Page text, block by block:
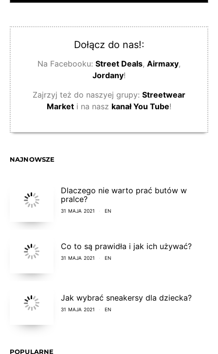
Dołącz do nas!:
Na Facebooku: Street Deals, Airmaxy,
Jordany!
Zajrzyj też do naszyej grupy: Streetwear
Market i na nasz kanał You Tube!
NAJNOWSZE
Dlaczego nie warto prać butów w
pralce?
31 MAJA 2021 EN
Co to są prawidła i jak ich używać?
31 MAJA 2021 EN
Jak wybrać sneakersy dla dziecka?
31 MAJA 2021 EN
POPULARNE